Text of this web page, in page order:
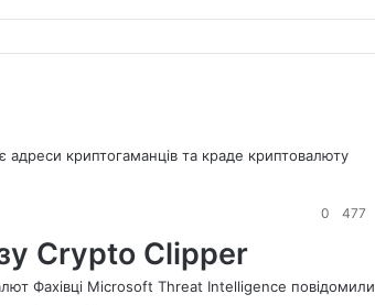
0 477
Crypto Clipper
Фахівці Microsoft Threat Intelligence повідомили